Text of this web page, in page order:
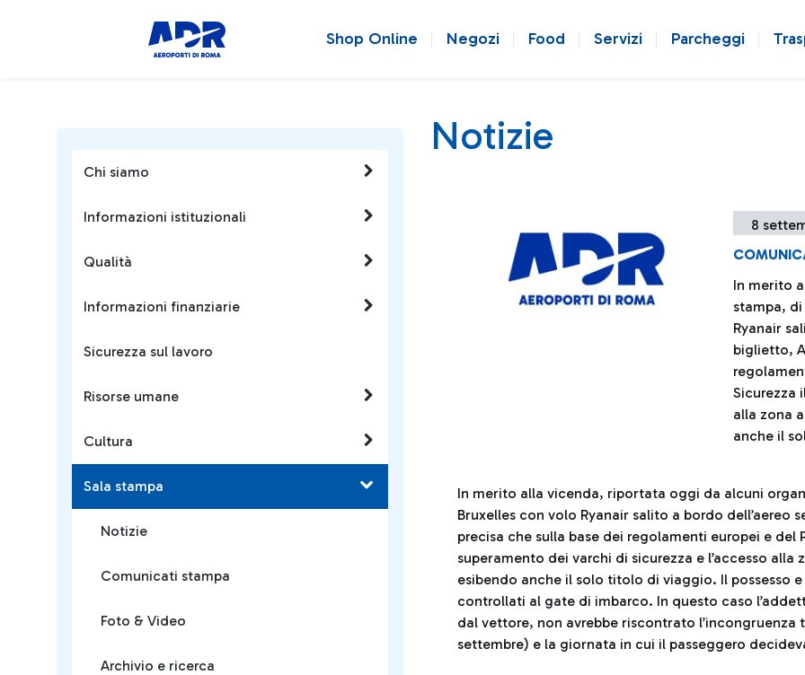
Shop Online Negozi Food Servizi Parcheggi
Chi siamo
Informazioni istituzionali
Qualità
Informazioni finanziarie
Sicurezza sul lavoro
Risorse umane
Cultura
Sala stampa
Notizie
Comunicati stampa
Foto & Video
Archivio e ricerca
Notizie
8
In merito
stampa,
Ryanair
biglietto,
Sicurezza
alla zona
anche il
In merito alla vicenda, riportata oggi da alcuni
Bruxelles con volo Ryanair salito a bordo
precisa che sulla base dei regolamenti europei e del
superamento dei varchi di sicurezza e l’accesso alla
esibendo anche il solo titolo di viaggio. Il possesso
controllati al gate di imbarco. In questo caso
dal vettore, non avrebbe riscontrato
settembre) e la giornata in cui il passeggero